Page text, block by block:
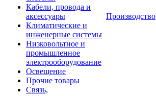
Кабели, провода и
аксессуары
Климатические и
инженерные системы
Низковольтное и
промышленное
электрооборудование
Освещение
Прочие товары
Связь,
Производство